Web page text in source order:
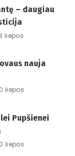
– daugiau
liepos
nauja
liepos
Pupšienei
liepos